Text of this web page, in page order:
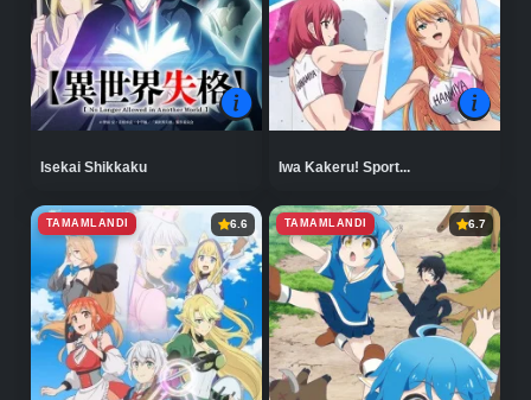
Isekai Shikkaku Iwa Kakeru! Sport...
TAMAMLANDI 6.6 TAMAMLANDI 6.7